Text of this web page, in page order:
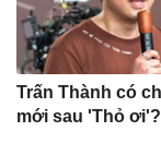
Trấn Thành có
mới sau 'Thỏ ơi'?